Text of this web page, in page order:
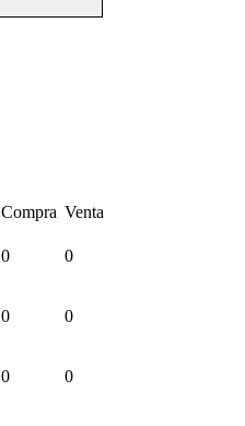
Compra Venta
0 0
0 0
0 0